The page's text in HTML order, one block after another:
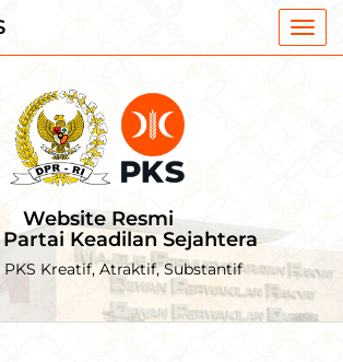
Website Resmi
Partai Keadilan Sejahtera
PKS Kreatif, Atraktif, Substantif